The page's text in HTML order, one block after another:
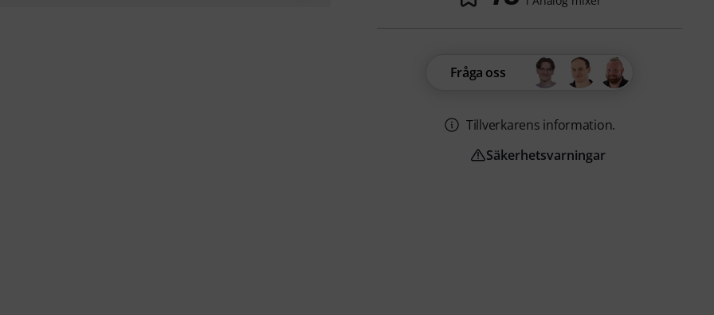
Fråga oss
Tillverkarens information.
Säkerhetsvarningar